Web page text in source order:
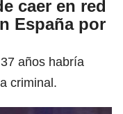
caer en red
España por
años habría
criminal.